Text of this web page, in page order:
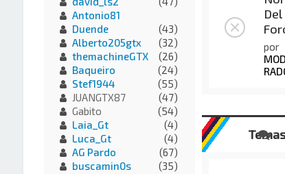
Del
por
Antonio81
Duende
(43)
Alberto205gtx
(32)
themachineGTX
(26)
Baqueiro
(24)
Stef1944
(55)
JUANGTX87
(47)
Gabito
(54)
Laia_Gt
(4)
Luca_Gt
(4)
AG Pardo
(67)
buscamin0s
(35)